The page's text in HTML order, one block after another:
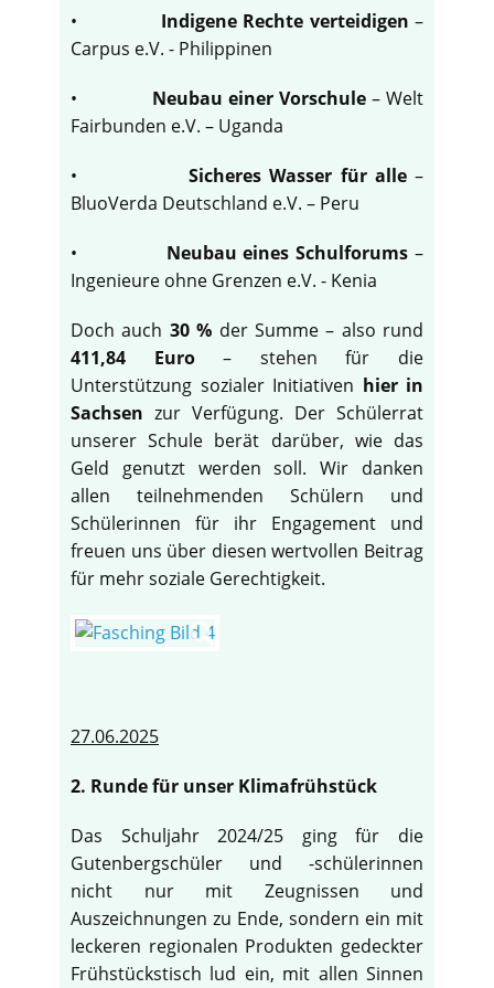
• Indigene Rechte verteidigen –
Carpus e.V. - Philippinen
• Neubau einer Vorschule – Welt
Fairbunden e.V. – Uganda
•Sicheres Wasser für alle–
BluoVerda Deutschland e.V. – Peru
• Neubau eines Schulforums –
Ingenieure ohne Grenzen e.V. - Kenia
Doch auch 30 % der Summe – also rund
411,84 Euro– stehen für die
Unterstützung sozialer Initiativen hier in
Sachsen zur Verfügung. Der Schülerrat
unserer Schule berät darüber, wie das
Geld genutzt werden soll. Wir danken
allen teilnehmenden Schülern und
Schülerinnen für ihr Engagement und
freuen uns über diesen wertvollen Beitrag
für mehr soziale Gerechtigkeit.
27.06.2025
2. Runde für unser Klimafrühstück
Das Schuljahr 2024/25 ging für die
Gutenbergschüler und -schülerinnen
nicht nur mit Zeugnissen und
Auszeichnungen zu Ende, sondern ein mit
leckeren regionalen Produkten gedeckter
Frühstückstisch lud ein, mit allen Sinnen